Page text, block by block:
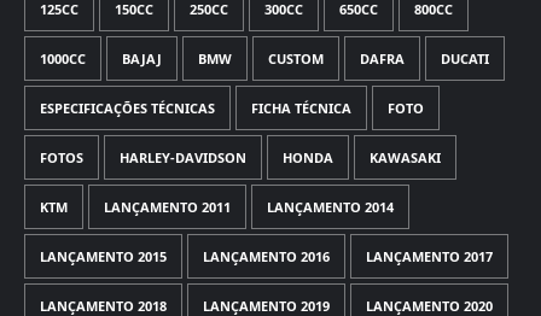
125CC 150CC 250CC 300CC 650CC 800CC
1000CC BAJAJ BMW CUSTOM DAFRA DUCATI
ESPECIFICAÇÕES TÉCNICAS FICHA TÉCNICA FOTO
FOTOS HARLEY-DAVIDSON HONDA KAWASAKI
KTM LANÇAMENTO 2011 LANÇAMENTO 2014
LANÇAMENTO 2015 LANÇAMENTO 2016 LANÇAMENTO 2017
LANÇAMENTO 2018 LANÇAMENTO 2019 LANÇAMENTO 2020